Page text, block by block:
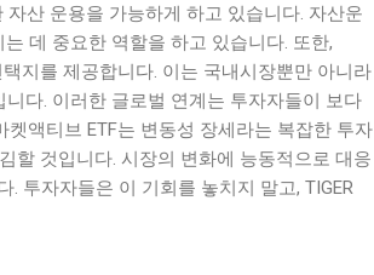
산 운용을 가능하게 하고 있습니다. 자산운
데 중요한 역할을 하고 있습니다. 또한,
지를 제공합니다. 이는 국내시장뿐만 아니라
다. 이러한 글로벌 연계는 투자자들이 보다
액티브 ETF는 변동성 장세라는 복잡한 투자
할 것입니다. 시장의 변화에 능동적으로 대응
투자자들은 이 기회를 놓치지 말고, TIGER